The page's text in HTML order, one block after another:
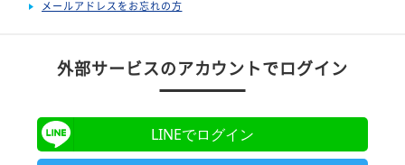
メールアドレスをお忘れの方
外部サービスのアカウントでログイン
LINEでログイン